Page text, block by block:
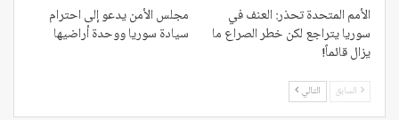
الأمم المتحدة تحذر: العنف في
سوريا يتراجع لكن خطر الصراع ما
يزال قائماً!
مجلس الأمن يدعو إلى احترام
سيادة سوريا ووحدة أراضيها
السابق التالي